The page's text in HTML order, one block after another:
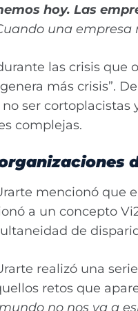
hoy. Las
una empresa
las crisis
más crisis”.
ser
complejas.
mencionó
a un concepto
de
realizó una
retos que
no nos va a